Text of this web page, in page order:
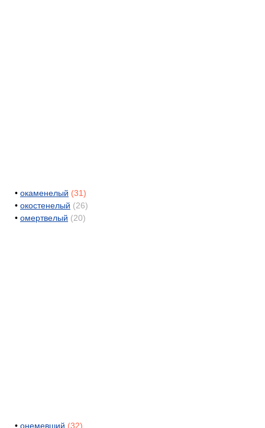
• окаменелый (31)
• окостенелый (26)
• омертвелый (20)
• онемевший (32)